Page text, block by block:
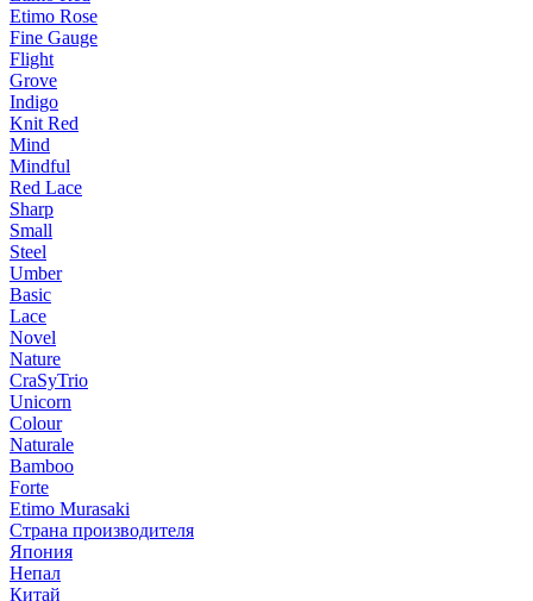
Etimo Rose
Fine Gauge
Flight
Grove
Indigo
Knit Red
Mind
Mindful
Red Lace
Sharp
Small
Steel
Umber
Basic
Lace
Novel
Nature
CraSyTrio
Unicorn
Colour
Naturale
Bamboo
Forte
Etimo Murasaki
Страна производителя
Япония
Непал
Китай